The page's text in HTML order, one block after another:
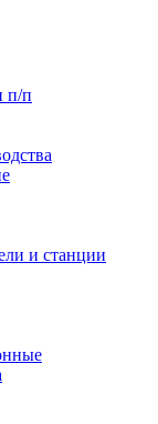
п/п
и станции